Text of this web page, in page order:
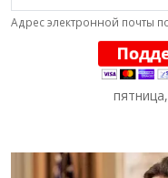
Адрес электронной почты